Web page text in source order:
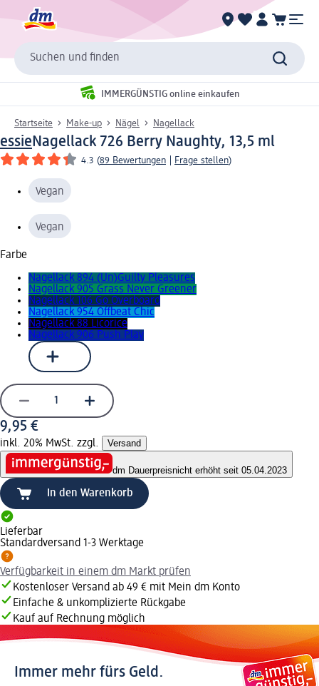
Suchen und finden
IMMERGÜNSTIG online einkaufen
Startseite Make-up Nägel Nagellack
essieNagellack 726 Berry Naughty, 13,5 ml
4.3 (89 Bewertungen Frage stellen)
Vegan
Vegan
Farbe
Nagellack 894 (Un)Guilty Pleasures
Nagellack 905 Grass Never Greener
Nagellack 106 Go Overboard
Nagellack 954 Offbeat Chic
Nagellack 88 Licorice
Nagellack 906 Push Play
9,95 €
inkl. 20% MwSt. zzgl. Versand
dm Dauerpreisnicht erhöht seit 05.04.2023
In den Warenkorb
Lieferbar
Standardversand 1-3 Werktage
Verfügbarkeit in einem dm Markt prüfen
Kostenloser Versand ab 49 € mit Mein dm Konto
Einfache & unkomplizierte Rückgabe
Kauf auf Rechnung möglich
Immer mehr fürs Geld.